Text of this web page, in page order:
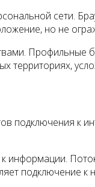
сети.
но не
Профильные
территориях,
к
информации.
подключение к